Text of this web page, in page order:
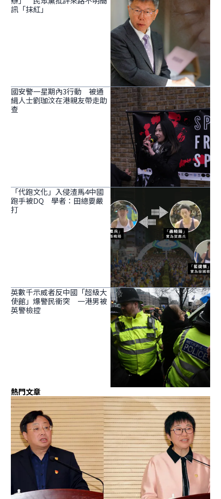
訊「抹紅」
國安警一星期內3行動 被通
緝人士劉珈汶在港親友帶走助
查
「代跑文化」入侵渣馬4中國
跑手被DQ 學者：田總要嚴
打
英數千示威者反中國「超級大
使館」爆警民衝突 一港男被
英警檢控
熱門文章